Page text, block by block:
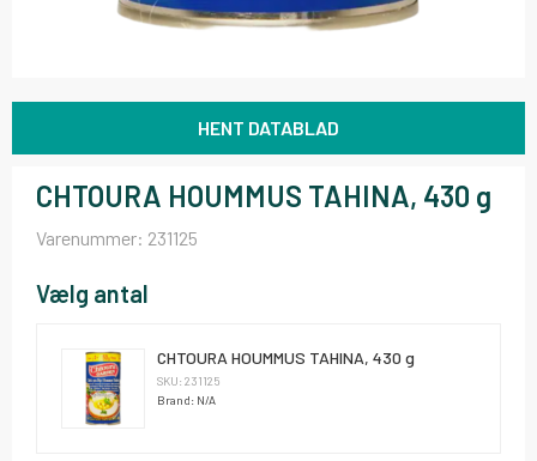
HENT DATABLAD
CHTOURA HOUMMUS TAHINA, 430 g
Varenummer: 231125
Vælg antal
CHTOURA HOUMMUS TAHINA, 430 g
SKU: 231125
Brand: N/A